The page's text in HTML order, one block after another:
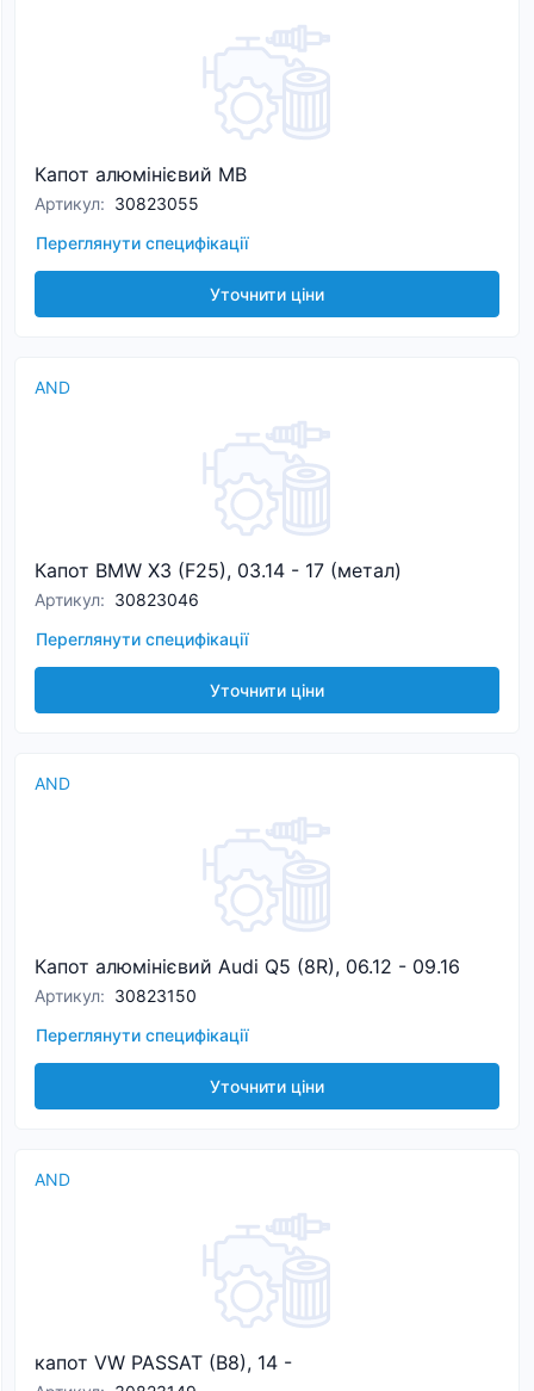
Капот алюмінієвий MB
Артикул: 30823055
Переглянути специфікації
Уточнити ціни
AND
Капот BMW X3 (F25), 03.14 - 17 (метал)
Артикул: 30823046
Переглянути специфікації
Уточнити ціни
AND
Капот алюмінієвий Audi Q5 (8R), 06.12 - 09.16
Артикул: 30823150
Переглянути специфікації
Уточнити ціни
AND
капот VW PASSAT (B8), 14 -